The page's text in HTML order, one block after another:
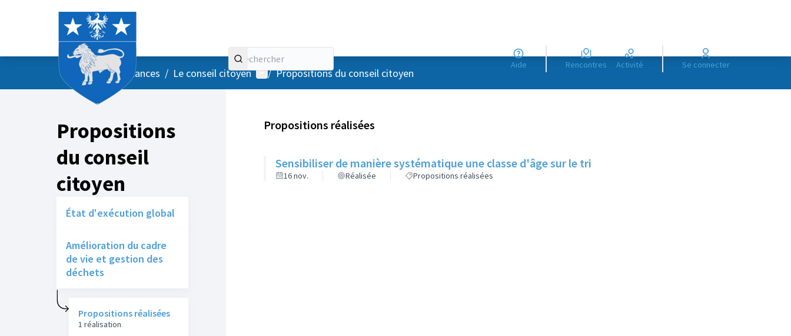
Aide Rencontres Activité Se connecter
AccueilMenu principal
/ Vos instances / Le conseil citoyen Menu utilisateur
/ Propositions du conseil citoyen
Propositions
du conseil
citoyen
État d'exécution global
Amélioration du cadre
de vie et gestion des
déchets
Propositions réalisées
1 réalisation
Propositions réalisées
Sensibiliser de manière systématique une classe d'âge sur le tri
16 nov. Réalisée Propositions réalisées